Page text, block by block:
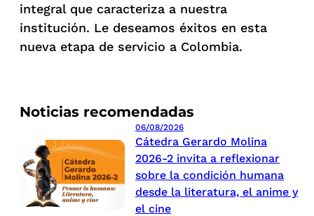
Noticias recomendadas
06/08/2026
Cátedra Gerardo Molina
2026-2 invita a reflexionar
sobre la condición humana
desde la literatura, el anime y
el cine
integral que caracteriza a nuestra
institución. Le deseamos éxitos en esta
nueva etapa de servicio a Colombia.